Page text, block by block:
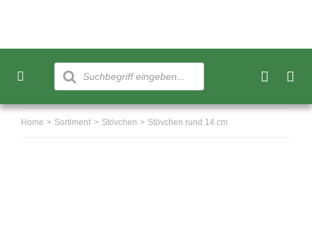
content
Products
search
Toggle
Neu
Home Sortiment Stövchen Stövchen rund 14 cm